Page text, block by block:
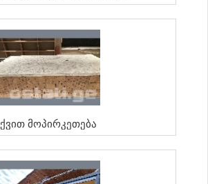
Ქვით Მოპირკეთება